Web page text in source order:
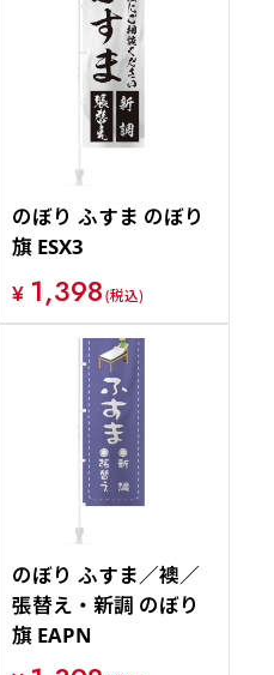
のぼり ふすま のぼり
旗 ESX3
¥ 1,398(税込)
のぼり ふすま／襖／
張替え・新調 のぼり
旗 EAPN